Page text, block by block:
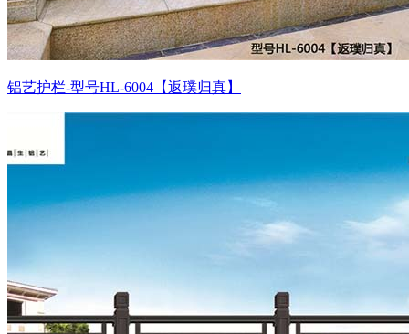
铝艺护栏-型号HL-6004【返璞归真】